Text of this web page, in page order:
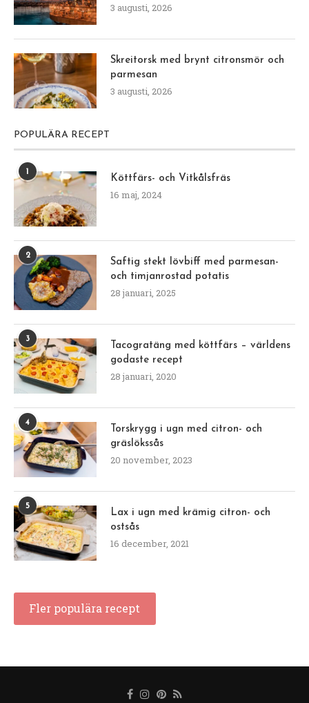
3 augusti, 2026
Skreitorsk med brynt citronsmör och
parmesan
3 augusti, 2026
POPULÄRA RECEPT
Köttfärs- och Vitkålsfräs
16 maj, 2024
2
Saftig stekt lövbiff med parmesan-
och timjanrostad potatis
28 januari, 2025
3
Tacogratäng med köttfärs – världens
godaste recept
28 januari, 2020
4
Torskrygg i ugn med citron- och
gräslökssås
20 november, 2023
5
Lax i ugn med krämig citron- och
ostsås
16 december, 2021
Fler populära recept